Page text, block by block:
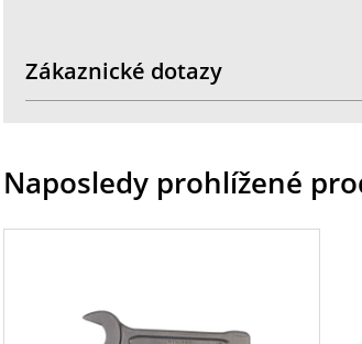
Zákaznické dotazy
Naposledy prohlížené